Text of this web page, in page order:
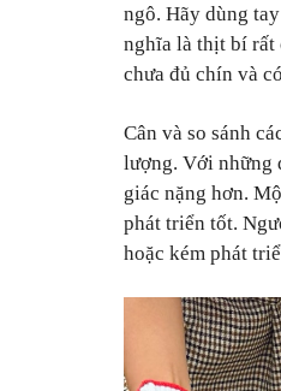
ngô. Hãy dùng
nghĩa là thịt bí rất
chưa đủ chín và
Cân và so sánh
lượng. Với những
giác nặng hơn.
phát triển tốt.
hoặc kém phát